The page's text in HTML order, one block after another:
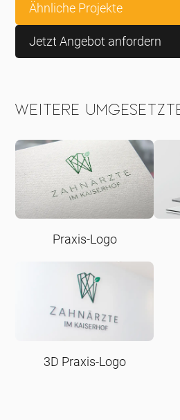
Ähnliche Projekte
Jetzt Angebot anfordern
Weitere
Praxis-Logo
3D Praxis-Logo